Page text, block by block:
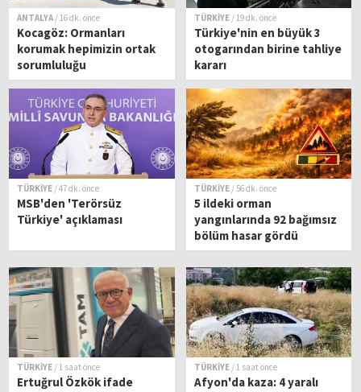
ANTALYA / 16 dk. önce
Kocagöz: Ormanları
korumak hepimizin ortak
sorumluluğu
TÜRKİYE / 19 dk. önce
Türkiye'nin en büyük 3
otogarından birine tahliye
kararı
TÜRKİYE / 47 dk. önce
MSB'den 'Terörsüz
Türkiye' açıklaması
TÜRKİYE / 56 dk. önce
5 ildeki orman
yangınlarında 92 bağımsız
bölüm hasar gördü
TÜRKİYE / 1 saat önce
Ertuğrul Özkök ifade
TÜRKİYE / 1 saat önce
Afyon'da kaza: 4 yaralı